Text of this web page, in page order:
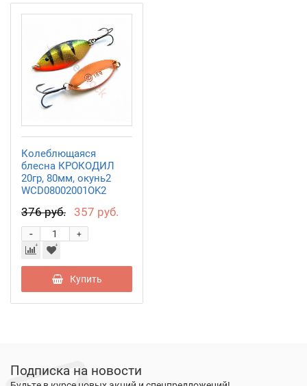
Колеблющаяся
блесна КРОКОДИЛ
20гр, 80мм, окунь2
WCD08002001OK2
376 руб. 357 руб.
+
-
Купить
Подписка на новости